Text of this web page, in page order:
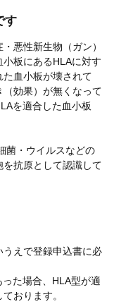
す
悪性新生物（ガン）
板にあるHLAに対す
血小板が壊されて
（効果）が無くなって
を適合した血小板
菌・ウイルスなどの
抗原として認識して
えで登録申込書に必
た場合、HLA型が適
おります。